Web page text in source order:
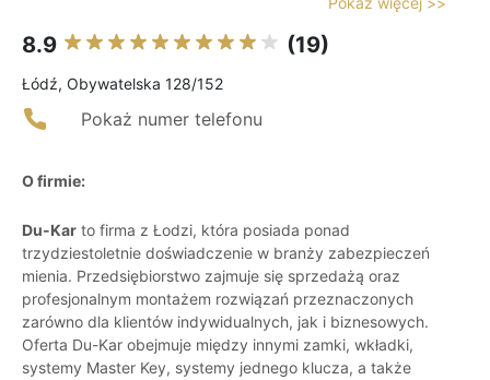
8.9 (19)
Łódź, Obywatelska 128/152
Pokaż numer telefonu
O firmie:
Du-Kar to firma z Łodzi, która posiada ponad
trzydziestoletnie doświadczenie w branży zabezpieczeń
mienia. Przedsiębiorstwo zajmuje się sprzedażą oraz
profesjonalnym montażem rozwiązań przeznaczonych
zarówno dla klientów indywidualnych, jak i biznesowych.
Oferta Du-Kar obejmuje między innymi zamki, wkładki,
systemy Master Key, systemy jednego klucza, a także